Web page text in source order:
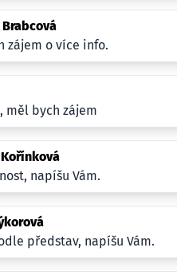
zájem o více info.
měl bych zájem
napíšu Vám.
představ, napíšu Vám.